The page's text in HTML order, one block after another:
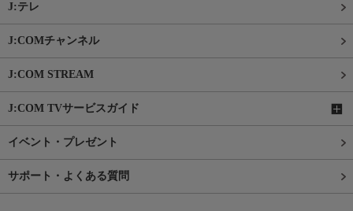
J:テレ
J:COMチャンネル
J:COM STREAM
J:COM TVサービスガイド
イベント・プレゼント
サポート・よくある質問